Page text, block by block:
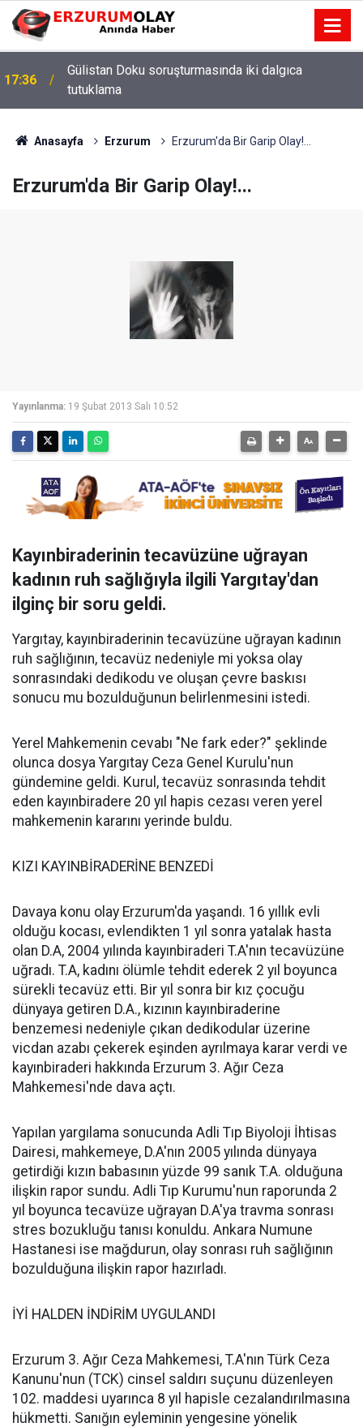
17:36
Gülistan Doku soruşturmasında iki dalgıca
tutuklama
Anasayfa Erzurum Erzurum'da Bir Garip Olay!...
Erzurum'da Bir Garip Olay!...
Yayınlanma: 19 Şubat 2013 Salı 10:52
Kayınbiraderinin tecavüzüne uğrayan
kadının ruh sağlığıyla ilgili Yargıtay'dan
ilginç bir soru geldi.
Yargıtay, kayınbiraderinin tecavüzüne uğrayan kadının
ruh sağlığının, tecavüz nedeniyle mi yoksa olay
sonrasındaki dedikodu ve oluşan çevre baskısı
sonucu mu bozulduğunun belirlenmesini istedi.
Yerel Mahkemenin cevabı "Ne fark eder?" şeklinde
olunca dosya Yargıtay Ceza Genel Kurulu'nun
gündemine geldi. Kurul, tecavüz sonrasında tehdit
eden kayınbiradere 20 yıl hapis cezası veren yerel
mahkemenin kararını yerinde buldu.
KIZI KAYINBİRADERİNE BENZEDİ
Davaya konu olay Erzurum'da yaşandı. 16 yıllık evli
olduğu kocası, evlendikten 1 yıl sonra yatalak hasta
olan D.A, 2004 yılında kayınbiraderi T.A'nın tecavüzüne
uğradı. T.A, kadını ölümle tehdit ederek 2 yıl boyunca
sürekli tecavüz etti. Bir yıl sonra bir kız çocuğu
dünyaya getiren D.A., kızının kayınbiraderine
benzemesi nedeniyle çıkan dedikodular üzerine
vicdan azabı çekerek eşinden ayrılmaya karar verdi ve
kayınbiraderi hakkında Erzurum 3. Ağır Ceza
Mahkemesi'nde dava açtı.
Yapılan yargılama sonucunda Adli Tıp Biyoloji İhtisas
Dairesi, mahkemeye, D.A'nın 2005 yılında dünyaya
getirdiği kızın babasının yüzde 99 sanık T.A. olduğuna
ilişkin rapor sundu. Adli Tıp Kurumu'nun raporunda 2
yıl boyunca tecavüze uğrayan D.A'ya travma sonrası
stres bozukluğu tanısı konuldu. Ankara Numune
Hastanesi ise mağdurun, olay sonrası ruh sağlığının
bozulduğuna ilişkin rapor hazırladı.
İYİ HALDEN İNDİRİM UYGULANDI
Erzurum 3. Ağır Ceza Mahkemesi, T.A'nın Türk Ceza
Kanunu'nun (TCK) cinsel saldırı suçunu düzenleyen
102. maddesi uyarınca 8 yıl hapisle cezalandırılmasına
hükmetti. Sanığın eyleminin yengesine yönelik